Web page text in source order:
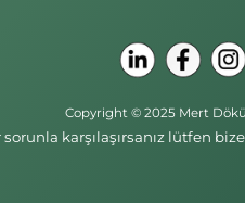
Copyright © 2025 Mert
karşılaşırsanız lütfen